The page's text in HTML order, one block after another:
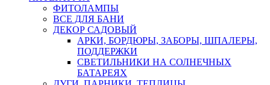
ФИТОЛАМПЫ
ВСЕ ДЛЯ БАНИ
ДЕКОР САДОВЫЙ
АРКИ, БОРДЮРЫ, ЗАБОРЫ, ШПАЛЕРЫ,
ПОДДЕРЖКИ
СВЕТИЛЬНИКИ НА СОЛНЕЧНЫХ
БАТАРЕЯХ